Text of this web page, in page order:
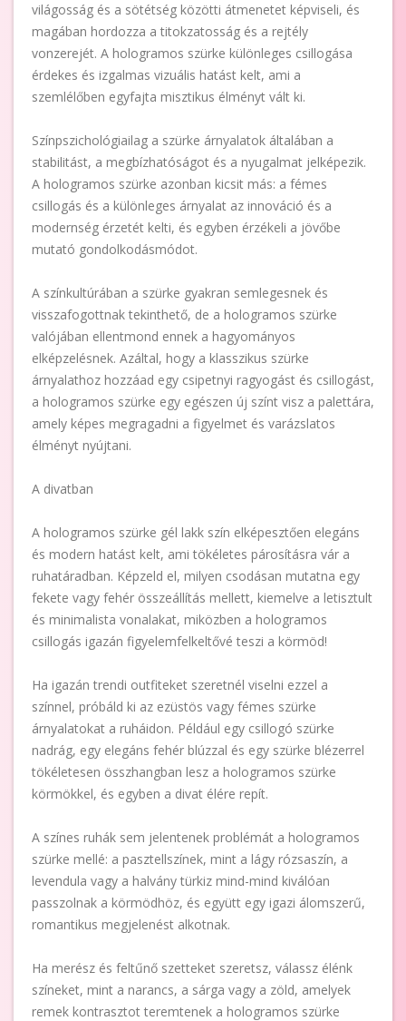
világosság és a sötétség közötti átmenetet képviseli, és
magában hordozza a titokzatosság és a rejtély
vonzerejét. A hologramos szürke különleges csillogása
érdekes és izgalmas vizuális hatást kelt, ami a
szemlélőben egyfajta misztikus élményt vált ki.
Színpszichológiailag a szürke árnyalatok általában a
stabilitást, a megbízhatóságot és a nyugalmat jelképezik.
A hologramos szürke azonban kicsit más: a fémes
csillogás és a különleges árnyalat az innováció és a
modernség érzetét kelti, és egyben érzékeli a jövőbe
mutató gondolkodásmódot.
A színkultúrában a szürke gyakran semlegesnek és
visszafogottnak tekinthető, de a hologramos szürke
valójában ellentmond ennek a hagyományos
elképzelésnek. Azáltal, hogy a klasszikus szürke
árnyalathoz hozzáad egy csipetnyi ragyogást és csillogást,
a hologramos szürke egy egészen új színt visz a palettára,
amely képes megragadni a figyelmet és varázslatos
élményt nyújtani.
A divatban
A hologramos szürke gél lakk szín elképesztően elegáns
és modern hatást kelt, ami tökéletes párosításra vár a
ruhatáradban. Képzeld el, milyen csodásan mutatna egy
fekete vagy fehér összeállítás mellett, kiemelve a letisztult
és minimalista vonalakat, miközben a hologramos
csillogás igazán figyelemfelkeltővé teszi a körmöd!
Ha igazán trendi outfiteket szeretnél viselni ezzel a
színnel, próbáld ki az ezüstös vagy fémes szürke
árnyalatokat a ruháidon. Például egy csillogó szürke
nadrág, egy elegáns fehér blúzzal és egy szürke blézerrel
tökéletesen összhangban lesz a hologramos szürke
körmökkel, és egyben a divat élére repít.
A színes ruhák sem jelentenek problémát a hologramos
szürke mellé: a pasztellszínek, mint a lágy rózsaszín, a
levendula vagy a halvány türkiz mind-mind kiválóan
passzolnak a körmödhöz, és együtt egy igazi álomszerű,
romantikus megjelenést alkotnak.
Ha merész és feltűnő szetteket szeretsz, válassz élénk
színeket, mint a narancs, a sárga vagy a zöld, amelyek
remek kontrasztot teremtenek a hologramos szürke